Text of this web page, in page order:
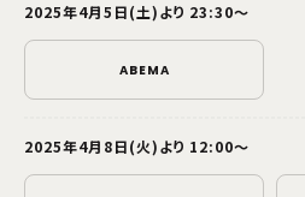
2025年4月5日(土)より 23:30～
ABEMA
2025年4月8日(火)より 12:00～